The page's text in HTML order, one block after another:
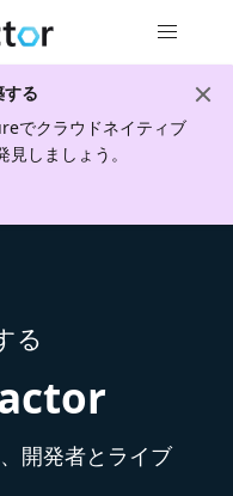
る
でクラウドネイティブ
しましょう。
る
開発者とライブ